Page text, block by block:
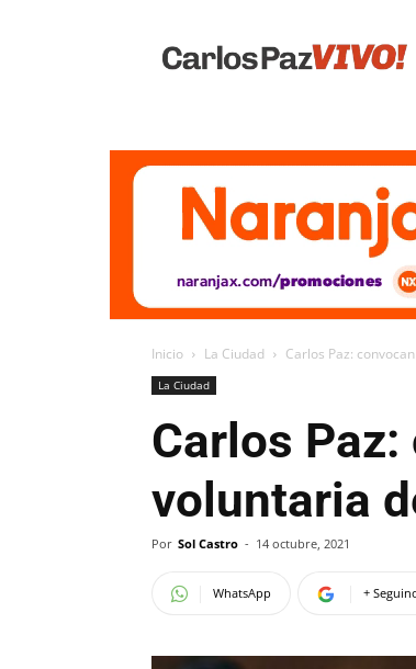
Vivo
Inicio La Ciudad Carlos Paz:
La Ciudad
Carlos
voluntaria
Por Sol Castro - 14 octubre, 2021
WhatsApp +